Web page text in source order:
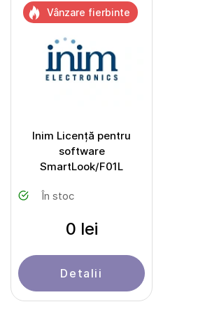
Inim Licență pentru
software
SmartLook/F01L
În stoc
0 lei
Detalii
Vânzare fierbinte